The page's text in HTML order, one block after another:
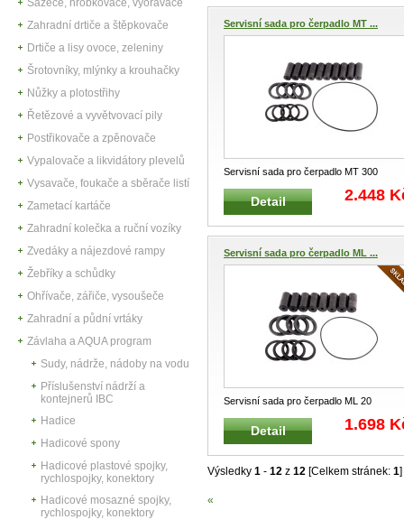
Zahradní drtiče a štěpkovače
Drtiče a lisy ovoce, zeleniny
Šrotovníky, mlýnky a krouhačky
Nůžky a plotostřihy
Řetězové a vyvětvovací pily
Postřikovače a zpěnovače
Vypalovače a likvidátory plevelů
Vysavače, foukače a sběrače listí
Zametací kartáče
Zahradní kolečka a ruční vozíky
Zvedáky a nájezdové rampy
Žebříky a schůdky
Ohřívače, zářiče, vysoušeče
Zahradní a půdní vrtáky
Závlaha a AQUA program
Sudy, nádrže, nádoby na vodu
Příslušenství nádrží a
kontejnerů IBC
Hadice
Hadicové spony
Hadicové plastové spojky,
rychlospojky, konektory
Hadicové mosazné spojky,
rychlospojky, konektory
Servisní sada pro čerpadlo MT ...
Servisní sada pro čerpadlo MT 300
Opravárenská a servisní sada pročer
Detail 2.448
Servisní sada pro čerpadlo ML ...
Servisní sada pro čerpadlo ML 20
Opravárenská a servisní sada pročerp
Detail 1.698
Výsledky 1 - 12 z 12 [Celkem stránek: 1]
«